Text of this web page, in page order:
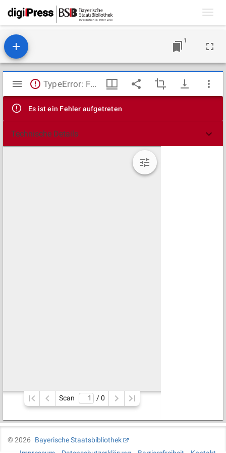
1
Mirador
Viewer
TypeError: Failed to fetch
Es ist ein Fehler aufgetreten
Technische Details
Scan / 0
©2026
Bayerische Staatsbibliothek